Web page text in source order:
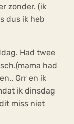
zonder. (ik
dus ik heb
Had twee
had
Grr en ik
ik dinsdag
miss niet